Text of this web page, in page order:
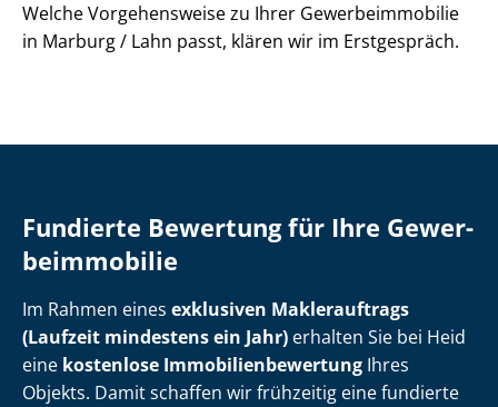
Welche Vorgehensweise zu Ihrer Ge­wer­be­im­mo­bi­lie
in Marburg / Lahn passt, klären wir im Erstgespräch.
Fundierte Bewertung für Ihre Ge­wer­
be­im­mo­bi­lie
Im Rahmen eines exklusiven Maklerauftrags
(Laufzeit mindestens ein Jahr) erhalten Sie bei Heid
eine kostenlose Im­mo­bi­li­en­be­wer­tung Ihres
Objekts. Damit schaffen wir frühzeitig eine fundierte